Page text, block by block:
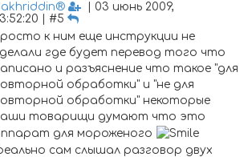
| 03 июнь 2009,
| #5
к ним еще инструкции не
где будет перевод того что
и разъяснение что такое "для
обработки" и "не для
обработки" некоторые
товарищи думают что это
для мороженого
сам слышал разговор двух